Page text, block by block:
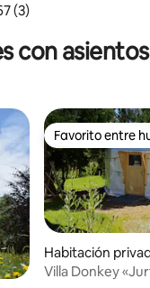
promedio: 4.67
(3)
con
Favorito entre
Favorito entre
Habitación
heim
Villa Donkey